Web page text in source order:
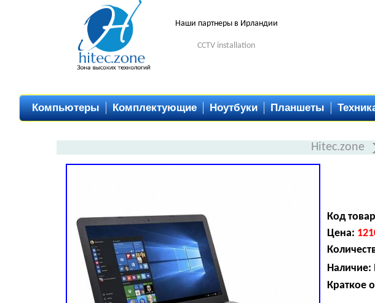
Наши партнеры в Ирландии
CCTV installation
Компьютеры Комплектующие Ноутбуки Планшеты
Hitec.zone
Код
Цена:
Наличие:
Краткое